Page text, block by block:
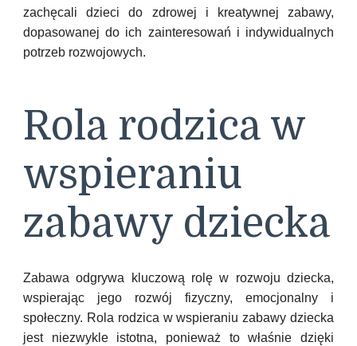
zachęcali dzieci do zdrowej i kreatywnej zabawy,
dopasowanej do ich zainteresowań i indywidualnych
potrzeb rozwojowych.
Rola rodzica w
wspieraniu
zabawy dziecka
Zabawa odgrywa kluczową rolę w rozwoju dziecka,
wspierając jego rozwój fizyczny, emocjonalny i
społeczny. Rola rodzica w wspieraniu zabawy dziecka
jest niezwykle istotna, ponieważ to właśnie dzięki